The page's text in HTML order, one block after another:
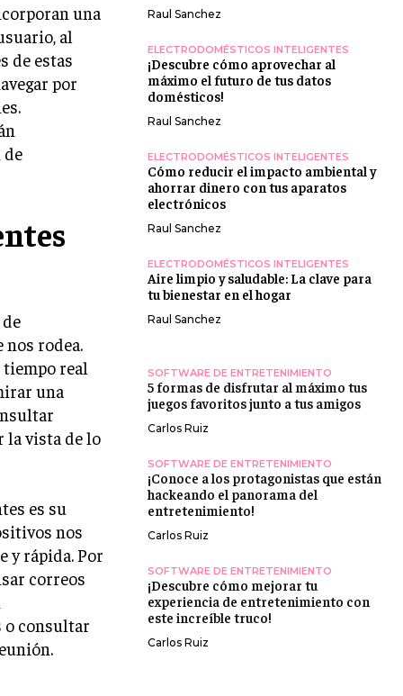
una
al
de estas
por
rodea.
real
una
la vista de lo
es su
nos
y rápida. Por
correos
o consultar
Raul Sanchez
ELECTRODOMÉSTICOS INTELIGENTES
¡Descubre cómo aprovechar al
máximo el futuro de tus datos
domésticos!
Raul Sanchez
ELECTRODOMÉSTICOS INTELIGENTES
Cómo reducir el impacto ambiental y
ahorrar dinero con tus aparatos
electrónicos
Raul Sanchez
ELECTRODOMÉSTICOS INTELIGENTES
Aire limpio y saludable: La clave para
tu bienestar en el hogar
Raul Sanchez
SOFTWARE DE ENTRETENIMIENTO
5 formas de disfrutar al máximo tus
juegos favoritos junto a tus amigos
Carlos Ruiz
SOFTWARE DE ENTRETENIMIENTO
¡Conoce a los protagonistas que están
hackeando el panorama del
entretenimiento!
Carlos Ruiz
SOFTWARE DE ENTRETENIMIENTO
¡Descubre cómo mejorar tu
experiencia de entretenimiento con
este increíble truco!
Carlos Ruiz